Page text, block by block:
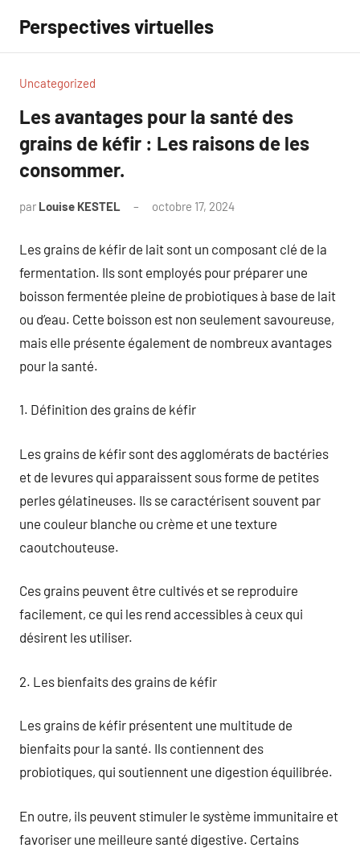
contenu
Perspectives virtuelles
Uncategorized
Les avantages pour la santé des
grains de kéfir : Les raisons de les
consommer.
par Louise KESTEL octobre 17, 2024
Les grains de kéfir de lait sont un composant clé de la
fermentation. Ils sont employés pour préparer une
boisson fermentée pleine de probiotiques à base de lait
ou d’eau. Cette boisson est non seulement savoureuse,
mais elle présente également de nombreux avantages
pour la santé.
1. Définition des grains de kéfir
Les grains de kéfir sont des agglomérats de bactéries
et de levures qui apparaissent sous forme de petites
perles gélatineuses. Ils se caractérisent souvent par
une couleur blanche ou crème et une texture
caoutchouteuse.
Ces grains peuvent être cultivés et se reproduire
facilement, ce qui les rend accessibles à ceux qui
désirent les utiliser.
2. Les bienfaits des grains de kéfir
Les grains de kéfir présentent une multitude de
bienfaits pour la santé. Ils contiennent des
probiotiques, qui soutiennent une digestion équilibrée.
En outre, ils peuvent stimuler le système immunitaire et
favoriser une meilleure santé digestive. Certains